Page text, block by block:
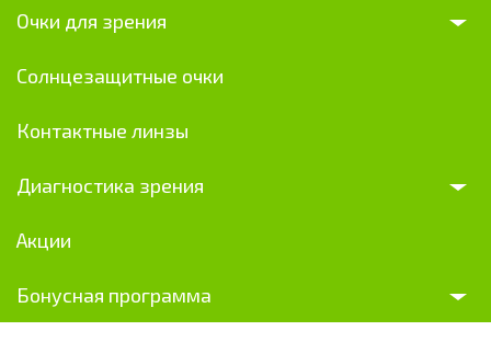
Очки для зрения
Солнцезащитные очки
Контактные линзы
Диагностика зрения
Акции
Бонусная программа